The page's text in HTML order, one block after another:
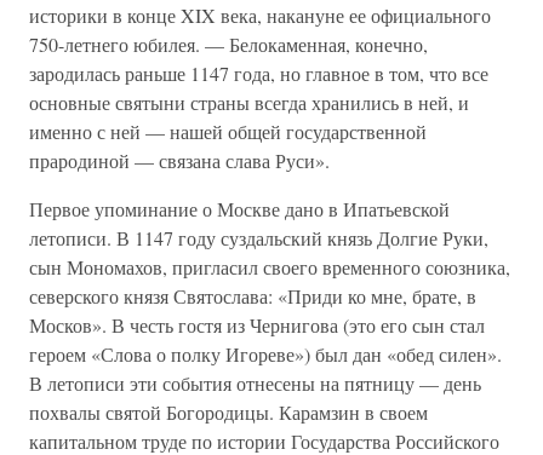
историки в конце XIX века, накануне ее официального
750-летнего юбилея. — Белокаменная, конечно,
зародилась раньше 1147 года, но главное в том, что все
основные святыни страны всегда хранились в ней, и
именно с ней — нашей общей государственной
прародиной — связана слава Руси».
Первое упоминание о Москве дано в Ипатьевской
летописи. В 1147 году суздальский князь Долгие Руки,
сын Мономахов, пригласил своего временного союзника,
северского князя Святослава: «Приди ко мне, брате, в
Москов». В честь гостя из Чернигова (это его сын стал
героем «Слова о полку Игореве») был дан «обед силен».
В летописи эти события отнесены на пятницу — день
похвалы святой Богородицы. Карамзин в своем
капитальном труде по истории Государства Российского